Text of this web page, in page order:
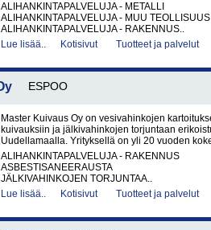
ALIHANKINTAPALVELUJA - METALLI
ALIHANKINTAPALVELUJA - MUU TEOLLISUUS
ALIHANKINTAPALVELUJA - RAKENNUS..
Lue lisää..
Kotisivut Tuotteet ja palvelut
ESPOO
Master Kuivaus Oy on vesivahinkojen
kuivauksiin ja jälkivahinkojen torjuntaan
Uudellamaalla. Yrityksellä on yli 20 vuoden
ALIHANKINTAPALVELUJA - RAKENNUS
ASBESTISANEERAUSTA
JÄLKIVAHINKOJEN TORJUNTAA..
Lue lisää..
Kotisivut Tuotteet ja palvelut